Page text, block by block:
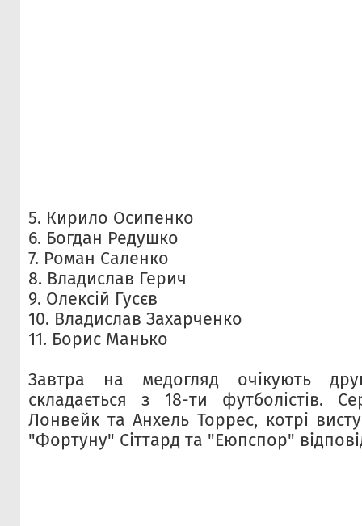
5. Кирило Осипенко
6. Богдан Редушко
7. Роман Саленко
8. Владислав Герич
9. Олексій Гусєв
10. Владислав Захарченко
11. Борис Манько
Завтра на медогляд очікують
складається з 18-ти футболістів.
Лонвейк та Анхель Торрес, котрі
"Фортуну" Сіттард та "Еюпспор"